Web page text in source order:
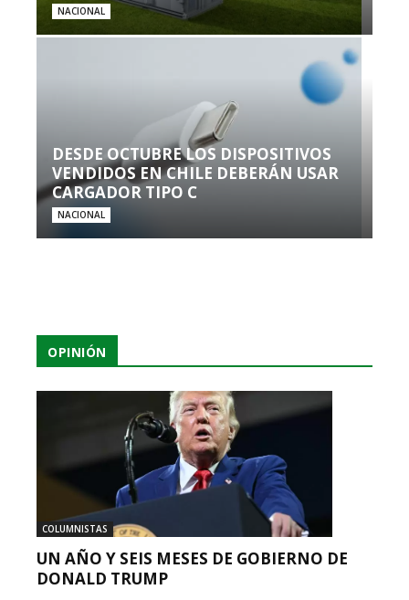
NACIONAL
DESDE OCTUBRE LOS DISPOSITIVOS
VENDIDOS EN CHILE DEBERÁN USAR
CARGADOR TIPO C
NACIONAL
OPINIÓN
COLUMNISTAS
UN AÑO Y SEIS MESES DE GOBIERNO DE
DONALD TRUMP